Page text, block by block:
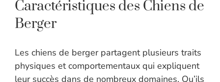
Caractéristiques des Chiens de
Berger
Les chiens de berger partagent plusieurs traits
physiques et comportementaux qui expliquent
leur succès dans de nombreux domaines. Qu’ils